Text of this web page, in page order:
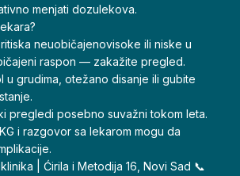
menjati dozulekova.
neuobičajenovisoke ili niske u
raspon — zakažite pregled.
u grudima, otežano disanje ili gubite
pregledi posebno suvažni tokom leta.
i razgovor sa lekarom mogu da
| Ćirila i Metodija 16, Novi Sad 📞